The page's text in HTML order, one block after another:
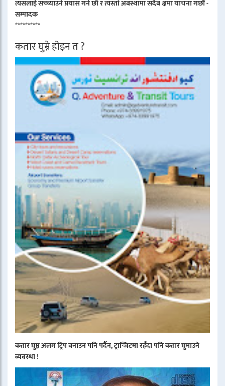
त्यसलाई सच्च्याउने प्रयास गर्ने छौं र त्यस्तो अबस्थामा सदैब क्षमा याचना गर्छौं -
सम्पादक
**********
कतार घुम्ने होइन त ?
कतार घुम्न अलग ट्रिप बनाउन पनि पर्दैन, ट्रान्जिटमा रहँदा पनि कतार घुमाउने
ब्यबस्था!